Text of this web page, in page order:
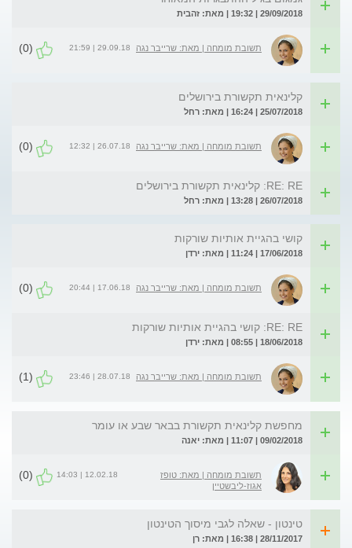
29/09/2018 | 19:32 | מאת: זהבית
תשובת מומחה | מאת: שרייבר נגה 29.09.18 | 21:59
(0)
קלינאית תקשורת בירושלים
25/07/2018 | 16:24 | מאת: רחל
תשובת מומחה | מאת: שרייבר נגה 26.07.18 | 12:32
(0)
RE: RE: קלינאית תקשורת בירושלים
26/07/2018 | 13:28 | מאת: רחל
קושי בהגיית אותיות שורקות
17/06/2018 | 11:24 | מאת: ירדן
תשובת מומחה | מאת: שרייבר נגה 17.06.18 | 20:44
(0)
RE: RE: קושי בהגיית אותיות שורקות
18/06/2018 | 08:55 | מאת: ירדן
תשובת מומחה | מאת: שרייבר נגה 28.07.18 | 23:46
(1)
מחפשת קלינאית תקשורת בבאר שבע או עומר
09/02/2018 | 11:07 | מאת: יאנה
תשובת מומחה | מאת: טופז
אגוז-ליבשטיין
12.02.18 | 14:03
(0)
טינטון - שאלה לגבי מיסוך הטינטון
28/11/2017 | 16:38 | מאת: רן